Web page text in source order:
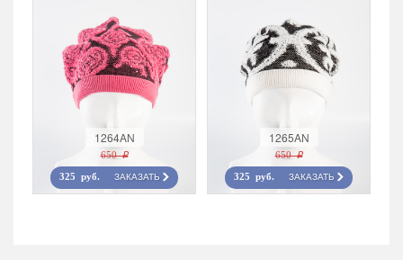
1264AN
650 r
325 руб. ЗАКАЗАТЬ
1265AN
650 r
325 руб. ЗАКАЗАТЬ